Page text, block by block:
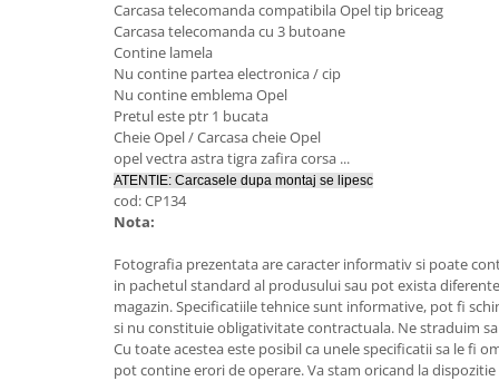
Consumabile Service
Instrumente Atelier
Set clipsuri auto de plastic
Piese si accesorii
Amortizoare hayon
Accesorii auto
Incalzire scaune
Stergatoare auto
Paravanturi auto
Lumini ambientale
Carcasa telecomanda compatibila Opel tip briceag
Carcasa telecomanda cu 3 butoane
Contine lamela
Nu contine partea electronica / cip
Nu contine emblema Opel
Pretul este ptr 1 bucata
Cheie Opel / Carcasa cheie Opel
opel vectra astra tigra zafira corsa ...
ATENTIE: Carcasele dupa montaj se lipesc
cod: CP134
Nota:
Fotografia prezentata are caracter informativ si poate
in pachetul standard al produsului sau pot exista
magazin. Specificatiile tehnice sunt informative, pot fi
si nu constituie obligativitate contractuala. Ne straduim
Cu toate acestea este posibil ca unele specificatii sa le fi
pot contine erori de operare. Va stam oricand la